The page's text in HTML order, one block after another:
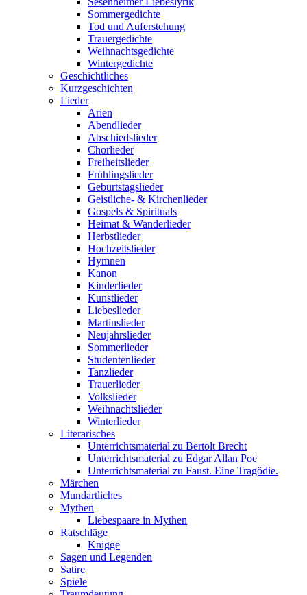
Sommergedichte
Tod und Auferstehung
Trauergedichte
Weihnachtsgedichte
Wintergedichte
Geschichtliches
Kurzgeschichten
Lieder
Arien
Abendlieder
Abschiedslieder
Chorlieder
Freiheitslieder
Frühlingslieder
Geburtstagslieder
Geistliche- & Kirchenlieder
Gospels & Spirituals
Heimat & Wanderlieder
Herbstlieder
Hochzeitslieder
Hymnen
Kanon
Kinderlieder
Kunstlieder
Liebeslieder
Martinslieder
Neujahrslieder
Sommerlieder
Studentenlieder
Tanzlieder
Trauerlieder
Volkslieder
Weihnachtslieder
Winterlieder
Literarisches
Unterrichtsmaterial zu Bertolt Brecht
Unterrichtsmaterial zu Edgar Allan Poe
Unterrichtsmaterial zu Faust. Eine Tragödie.
Märchen
Mundartliches
Mythen
Liebespaare in Mythen
Ratschläge
Knigge
Sagen und Legenden
Satire
Spiele